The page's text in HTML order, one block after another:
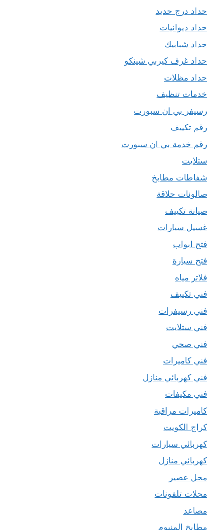
حداد درج حديد
حداد ديوانيات
حداد شبابيك
حداد غرف كيربي شينكو
حداد مظلات
خدمات تنظيف
رسيفر بي ان سبورت
رقم تكييف
رقم خدمة بي ان سبورت
ستلايت
شفاطات مطابخ
صالونات حلاقة
صيانة تكييف
غسيل سيارات
فتح ابواب
فتح سيارة
فلاتر مياه
فني تكييف
فني رسيفرات
فني ستلايت
فني صحي
فني كاميرات
فني كهربائي منازل
فني مكيفات
كاميرات مراقبة
كراج الكويت
كهربائي سيارات
كهربائي منازل
محل عصير
محلات تلفونات
مصاعد
مطابخ المنيوم